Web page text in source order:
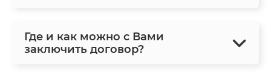
Где и как можно с Вами
заключить договор?